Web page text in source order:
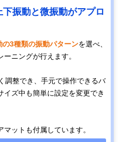
振動と微振動がアプロ
の3種類の振動パターンを選べ、
ニングが行えます。
調整でき、手元で操作できるバ
イズ中も簡単に設定を変更でき
ットも付属しています。